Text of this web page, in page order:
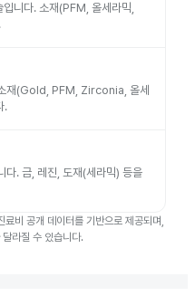
니다. 소재(PFM, 올세라믹,
재(Gold, PFM, Zirconia, 올세
.
다. 금, 레진, 도재(세라믹) 등을
비 공개 데이터를 기반으로 제공되며,
라질 수 있습니다.